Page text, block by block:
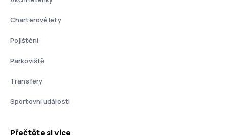
Charterové lety
Pojištění
Parkoviště
Transfery
Sportovní události
Přečtěte si více